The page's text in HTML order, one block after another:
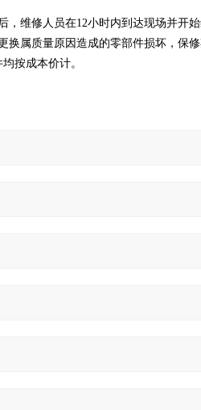
，维修人员在12小时内到达现场并开始
属质量原因造成的零部件损坏，保
按成本价计。